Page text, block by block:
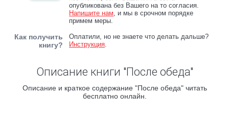
опубликована без Вашего на то согласия.
Напишите нам, и мы в срочном порядке
примем меры.
Как получить
книгу?
Оплатили, но не знаете что делать дальше?
Инструкция.
Описание книги "После обеда"
Описание и краткое содержание "После обеда" читать
бесплатно онлайн.